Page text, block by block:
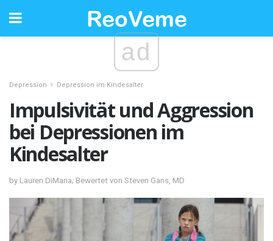
ad
Depression Depression im Kindesalter
Impulsivität und Aggression
bei Depressionen im
Kindesalter
by Lauren DiMaria; Bewertet von Steven Gans, MD